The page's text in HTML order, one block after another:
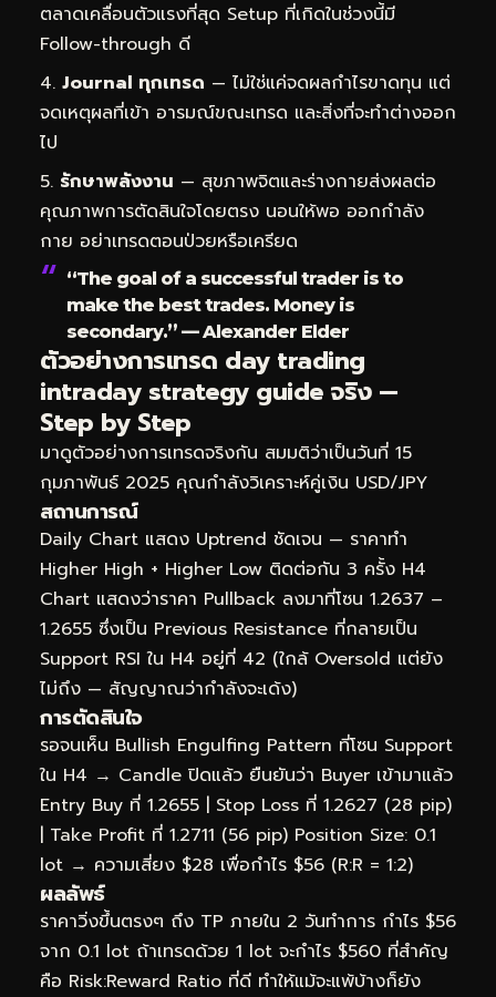
ตลาดเคลื่อนตัวแรงที่สุด Setup ที่เกิดในช่วงนี้มี
Follow-through ดี
Journal ทุกเทรด — ไม่ใช่แค่จดผลกำไรขาดทุน แต่
จดเหตุผลที่เข้า อารมณ์ขณะเทรด และสิ่งที่จะทำต่างออก
ไป
รักษาพลังงาน — สุขภาพจิตและร่างกายส่งผลต่อ
คุณภาพการตัดสินใจโดยตรง นอนให้พอ ออกกำลัง
กาย อย่าเทรดตอนป่วยหรือเครียด
“The goal of a successful trader is to
make the best trades. Money is
secondary.” — Alexander Elder
ตัวอย่างการเทรด day trading
intraday strategy guide จริง —
Step by Step
มาดูตัวอย่างการเทรดจริงกัน สมมติว่าเป็นวันที่ 15
กุมภาพันธ์ 2025 คุณกำลังวิเคราะห์คู่เงิน USD/JPY
สถานการณ์
Daily Chart แสดง Uptrend ชัดเจน — ราคาทำ
Higher High + Higher Low ติดต่อกัน 3 ครั้ง H4
Chart แสดงว่าราคา Pullback ลงมาที่โซน 1.2637 –
1.2655 ซึ่งเป็น Previous Resistance ที่กลายเป็น
Support RSI ใน H4 อยู่ที่ 42 (ใกล้ Oversold แต่ยัง
ไม่ถึง — สัญญาณว่ากำลังจะเด้ง)
การตัดสินใจ
รอจนเห็น Bullish Engulfing Pattern ที่โซน Support
ใน H4 → Candle ปิดแล้ว ยืนยันว่า Buyer เข้ามาแล้ว
Entry Buy ที่ 1.2655 | Stop Loss ที่ 1.2627 (28 pip)
| Take Profit ที่ 1.2711 (56 pip) Position Size: 0.1
lot → ความเสี่ยง $28 เพื่อกำไร $56 (R:R = 1:2)
ผลลัพธ์
ราคาวิ่งขึ้นตรงๆ ถึง TP ภายใน 2 วันทำการ กำไร $56
จาก 0.1 lot ถ้าเทรดด้วย 1 lot จะกำไร $560 ที่สำคัญ
คือ Risk:Reward Ratio ที่ดี ทำให้แม้จะแพ้บ้างก็ยัง